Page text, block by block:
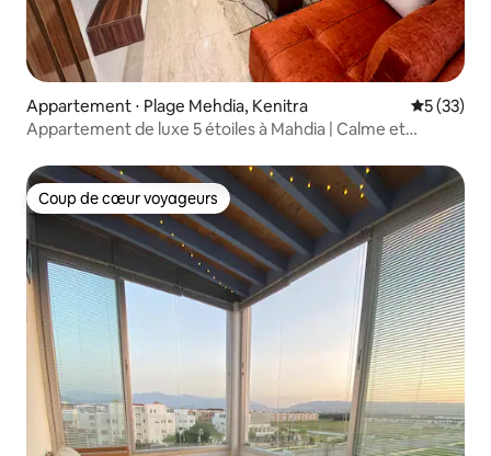
Appartement ⋅ Plage Mehdia, Kenitra
5 (33)
Appartement de luxe 5 étoiles à Mahdia | Calme et
Coup de cœur voyageurs
Coup de cœur voyageurs